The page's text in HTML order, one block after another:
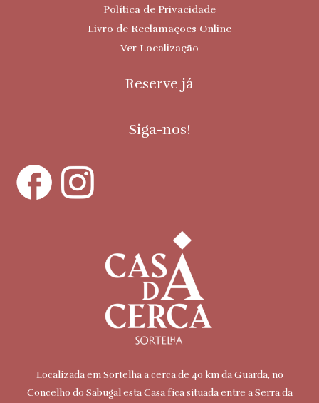
Política de Privacidade
Livro de Reclamações Online
Ver Localização
Reserve já
Siga-nos!
Localizada em Sortelha a cerca de 40 km da Guarda, no
Concelho do Sabugal esta Casa fica situada entre a Serra da